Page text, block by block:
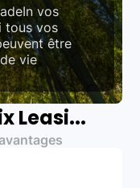
vos
tous vos
être
vie
Leasi...